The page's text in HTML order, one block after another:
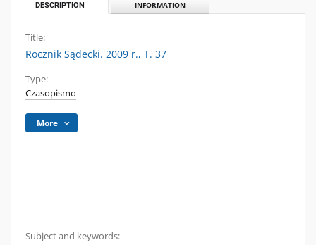
DESCRIPTION INFORMATION
Title:
Rocznik Sądecki. 2009 r., T. 37
Type:
Czasopismo
More
Subject and keywords: